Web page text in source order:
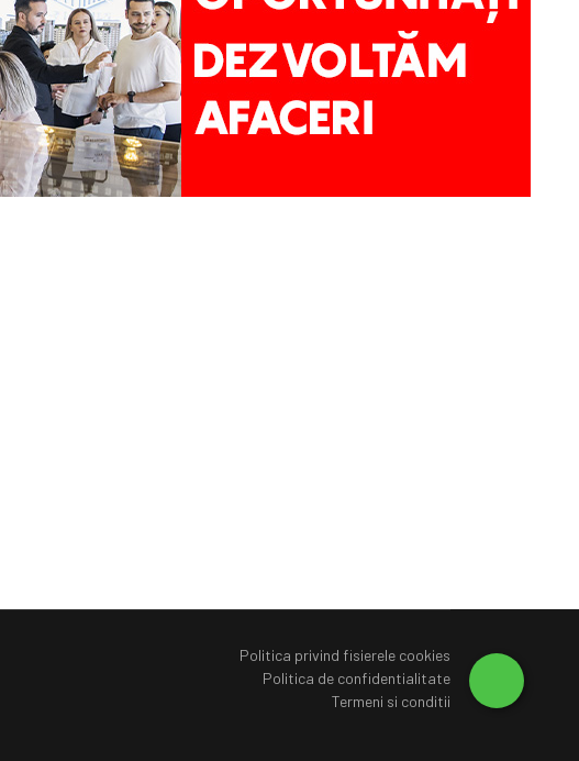
Politica privind fisierele cookies
Politica de confidentialitate
Termeni si conditii